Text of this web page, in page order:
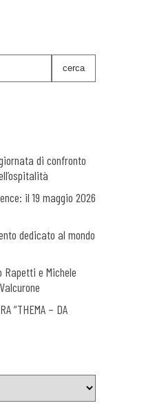
di confronto
il 19 maggio 2026
dedicato al mondo
Rapetti e Michele
“THEMA – DA